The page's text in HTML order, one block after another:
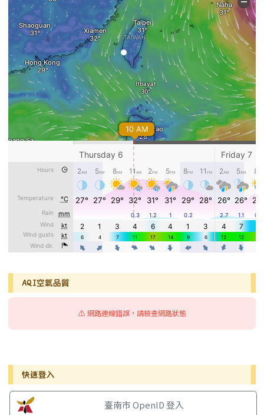
AQI空氣品質
⚠️ 網路連線錯誤，請檢查網路狀態
右邊區域內容
快速登入
臺南市 OpenID 登入